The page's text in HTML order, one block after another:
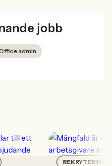
jobb
admin
REKRYTERING